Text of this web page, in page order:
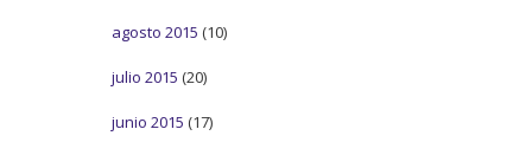
agosto 2015 (10)
julio 2015 (20)
junio 2015 (17)